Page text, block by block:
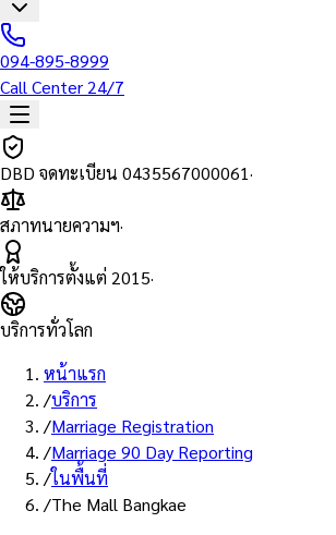
094-895-8999
Call Center 24/7
DBD จดทะเบียน 0435567000061·
สภาทนายความฯ·
ให้บริการตั้งแต่ 2015·
บริการทั่วโลก
หน้าแรก
/บริการ
/Marriage Registration
/Marriage 90 Day Reporting
/ในพื้นที่
/The Mall Bangkae